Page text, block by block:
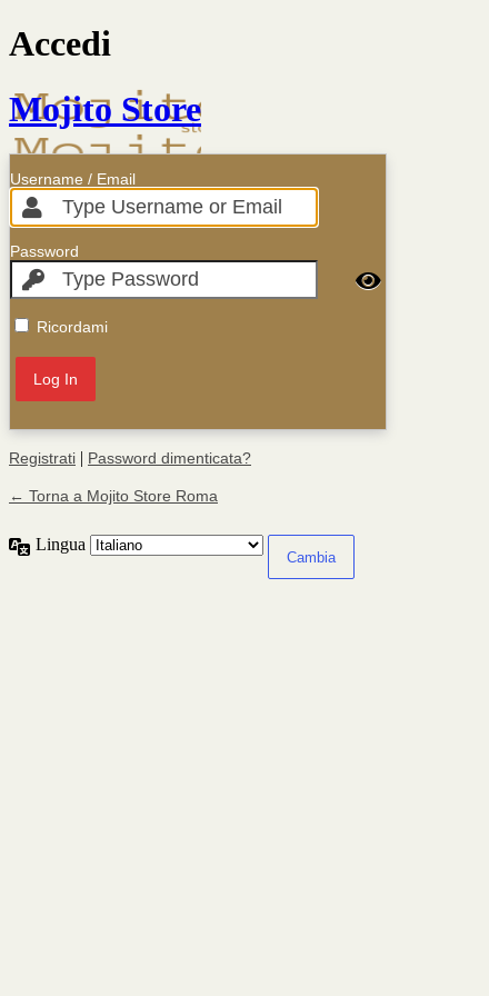
Accedi
Mojito Store
Username / Email
Password
Ricordami
Registrati | Password dimenticata?
← Torna a Mojito Store Roma
Lingua